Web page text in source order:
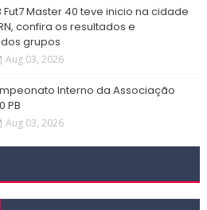
Fut7 Master 40 teve inicio na cidade
confira os resultados e
grupos
Aug 03, 2026
Interno da Associação
PB
Aug 03, 2026